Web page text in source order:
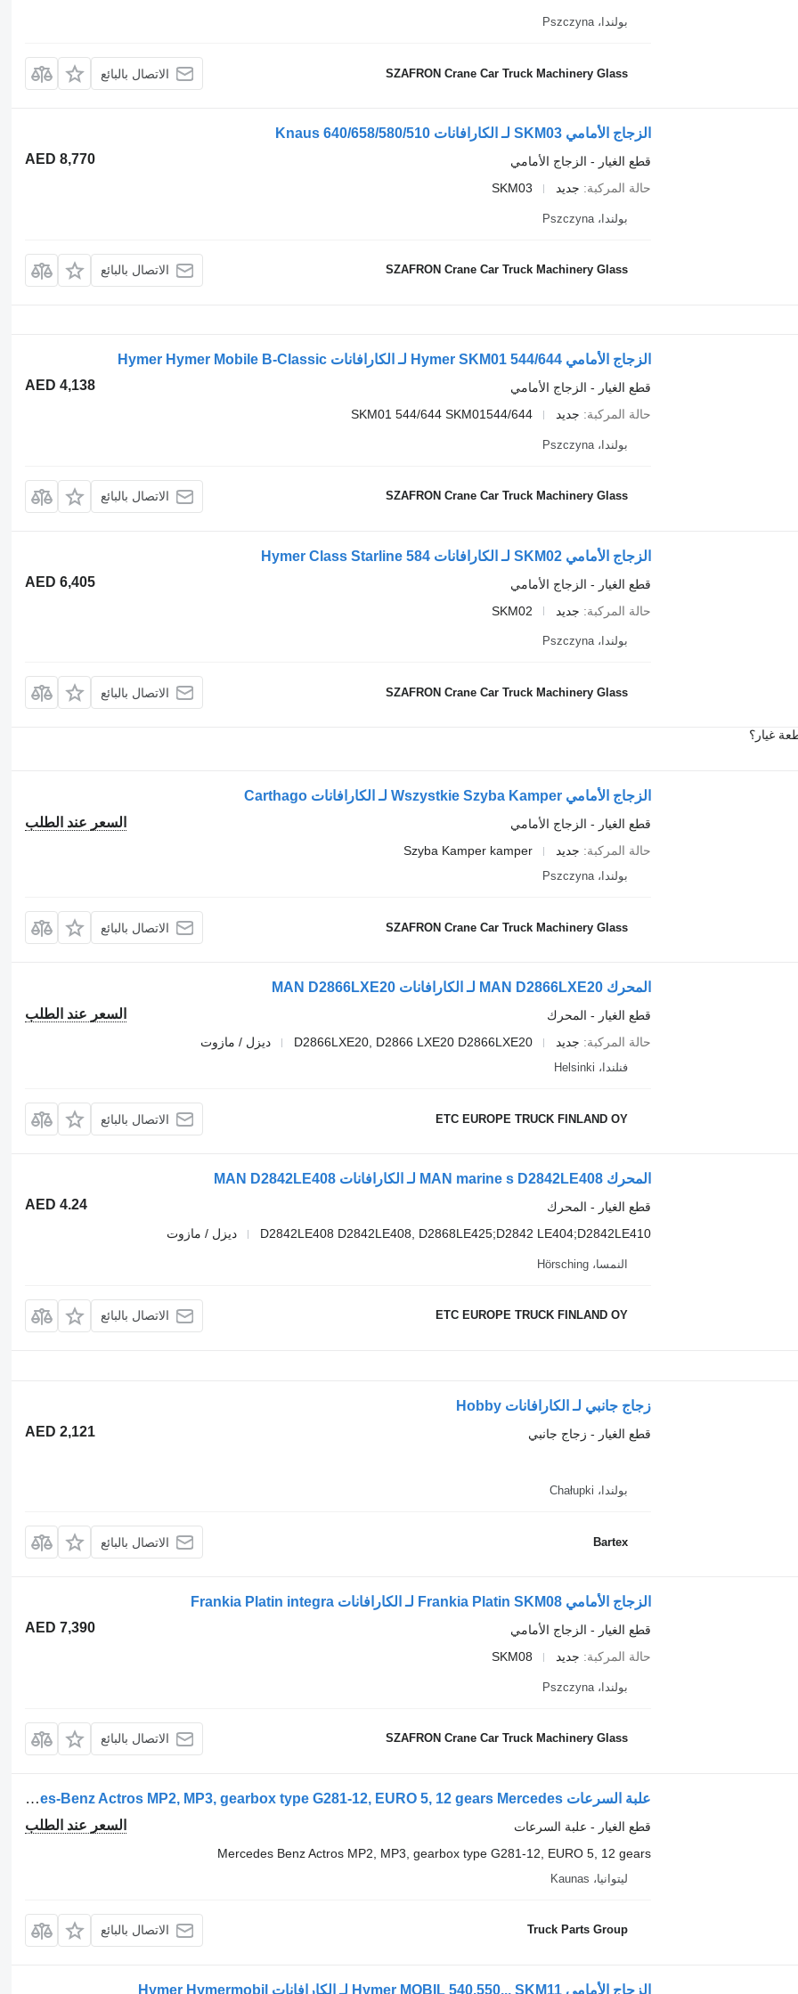
بولندا، Pszczyna
SZAFRON Crane Car Truck Machinery Glass الاتصال بالبائع
الزجاج الأمامي SKM03 لـ الكارافانات Knaus 640/658/580/510
AED 8,770
قطع الغيار - الزجاج الأمامي
حالة المركبة
جديد SKM03
بولندا، Pszczyna
SZAFRON Crane Car Truck Machinery Glass الاتصال بالبائع
الزجاج الأمامي Hymer SKM01 544/644 لـ الكارافانات Hymer Hymer Mobile B-Classic
AED 4,138
قطع الغيار - الزجاج الأمامي
حالة المركبة
جديد SKM01 544/644 SKM01544/644
بولندا، Pszczyna
SZAFRON Crane Car Truck Machinery Glass الاتصال بالبائع
الزجاج الأمامي SKM02 لـ الكارافانات Hymer Class Starline 584
AED 6,405
قطع الغيار - الزجاج الأمامي
حالة المركبة
جديد SKM02
بولندا، Pszczyna
SZAFRON Crane Car Truck Machinery Glass الاتصال بالبائع
غيار؟
الزجاج الأمامي Wszystkie Szyba Kamper لـ الكارافانات Carthago
السعر عند الطلب
قطع الغيار - الزجاج الأمامي
حالة المركبة
جديد Szyba Kamper kamper
بولندا، Pszczyna
SZAFRON Crane Car Truck Machinery Glass الاتصال بالبائع
المحرك MAN D2866LXE20 لـ الكارافانات MAN D2866LXE20
السعر عند الطلب
قطع الغيار - المحرك
حالة المركبة
جديد D2866LXE20, D2866 LXE20 D2866LXE20 ديزل / مازوت
فنلندا، Helsinki
ETC EUROPE TRUCK FINLAND OY الاتصال بالبائع
المحرك MAN marine s D2842LE408 لـ الكارافانات MAN D2842LE408
AED 4.24
قطع الغيار - المحرك
D2842LE408 D2842LE408, D2868LE425;D2842 LE404;D2842LE410
ديزل / مازوت
النمسا، Hörsching
ETC EUROPE TRUCK FINLAND OY الاتصال بالبائع
زجاج جانبي لـ الكارافانات Hobby
AED 2,121
قطع الغيار - زجاج جانبي
بولندا، Chałupki
Bartex الاتصال بالبائع
الزجاج الأمامي Frankia Platin SKM08 لـ الكارافانات Frankia Platin integra
AED 7,390
قطع الغيار - الزجاج الأمامي
حالة المركبة
جديد SKM08
بولندا، Pszczyna
SZAFRON Crane Car Truck Machinery Glass الاتصال بالبائع
علبة السرعات Mercedes-Benz Actros MP2, MP3, gearbox type G281-12, EURO 5, 12 gears Mercedes لـ الكارافانات Mercedes-Benz Actros MP2, MP3 EURO5
السعر عند الطلب
قطع الغيار - علبة السرعات
Mercedes Benz Actros MP2, MP3, gearbox type G281-12, EURO 5, 12 gears
ليتوانيا، Kaunas
Truck Parts Group الاتصال بالبائع
الزجاج الأمامي Hymer MOBIL 540,550... SKM11 لـ الكارافانات Hymer Hymermobil